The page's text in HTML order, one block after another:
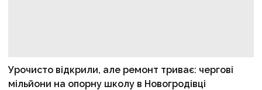
Урочисто відкрили, але ремонт триває: чергові
мільйони на опорну школу в Новогродівці